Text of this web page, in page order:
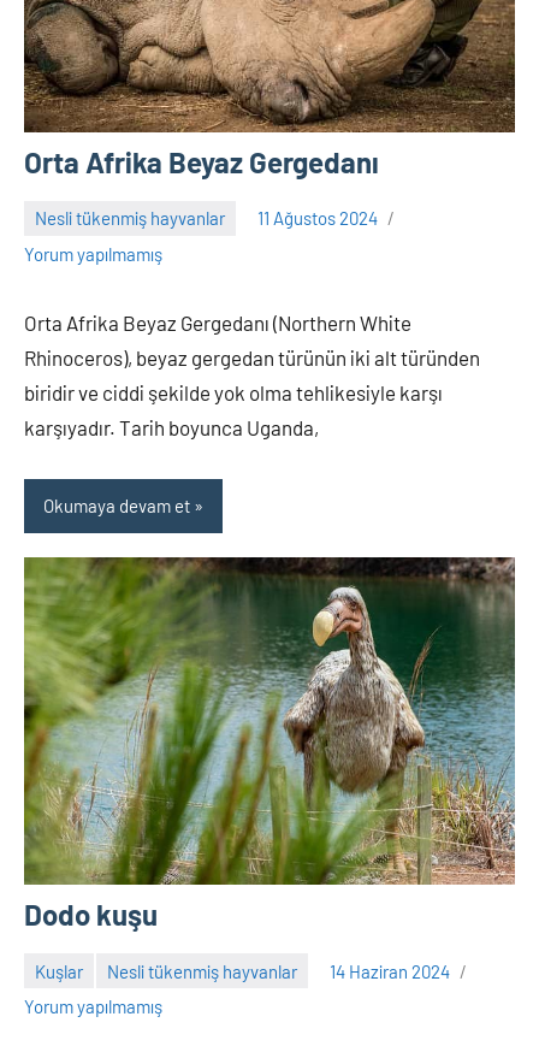
Orta Afrika Beyaz Gergedanı
Nesli tükenmiş hayvanlar
11 Ağustos 2024
Adem
Yorum yapılmamış
Orta Afrika Beyaz Gergedanı (Northern White
Rhinoceros), beyaz gergedan türünün iki alt türünden
biridir ve ciddi şekilde yok olma tehlikesiyle karşı
karşıyadır. Tarih boyunca Uganda,
Okumaya devam et
Dodo kuşu
Kuşlar Nesli tükenmiş hayvanlar
14 Haziran 2024
Adem
Yorum yapılmamış